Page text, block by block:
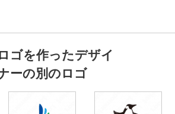
ゴを作ったデザイ
ーの別のロゴ